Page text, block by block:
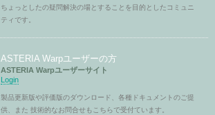
ちょっとしたの疑問解決の場とすることを目的としたコミュニ
ティです。
ASTERIA Warpユーザーの方
ASTERIA Warpユーザーサイト
Login
製品更新版や評価版のダウンロード、各種ドキュメントのご提
供、また 技術的なお問合せもこちらで受付ています。